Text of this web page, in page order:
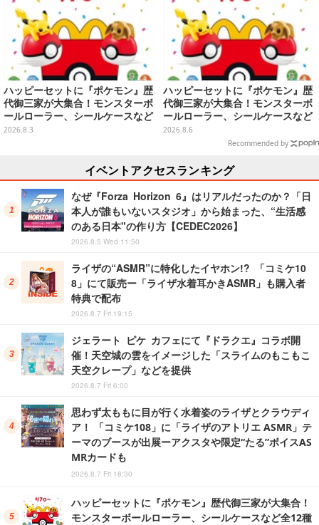
ハッピーセットに『ポケモン』歴
代御三家が大集合！モンスターボ
ールローラー、シールケースなど
全12種が8月7日より順次提供
2026.8.3
ハッピーセットに『ポケモン』歴
代御三家が大集合！モンスターボ
ールローラー、シールケースなど
全12種
2026.8.6
Recommended by
イベントアクセスランキング
なぜ『Forza Horizon 6』はリアルだったのか？「日
本人が誰もいないスタジオ」から始まった、“生活感
のある日本"の作り方【CEDEC2026】
2026.8.5 Wed 11:50
ライザの“ASMR”に特化したイヤホン!? 「コミケ10
8」にて販売ー「ライザ水着耳かきASMR」も購入者
特典で配布
2026.8.7 Fri 19:15
ジェラート ピケ カフェにて『ドラクエ』コラボ開
催！天空城の雲をイメージした「スライムのもこもこ
天空クレープ」などを提供
2026.8.7 Fri 6:00
思わず太ももに目が行く水着姿のライザとクラウディ
ア！ 「コミケ108」に「ライザのアトリエ ASMR」テ
ーマのブースが出展ーアクスタや限定“たる”ボイスAS
MRカードも
2026.8.7 Fri 18:30
ハッピーセットに『ポケモン』歴代御三家が大集合！
モンスターボールローラー、シールケースなど全12種